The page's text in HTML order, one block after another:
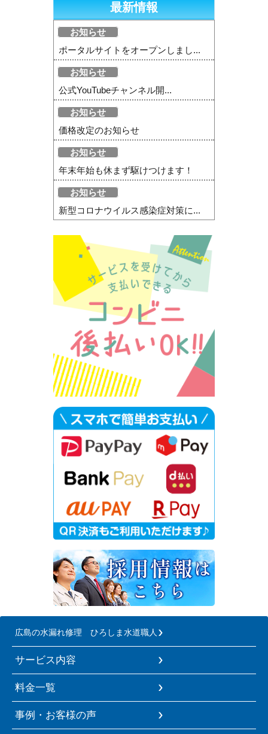
最新情報
お知らせ
ポータルサイトをオープンしまし...
お知らせ
公式YouTubeチャンネル開...
お知らせ
価格改定のお知らせ
お知らせ
年末年始も休まず駆けつけます！
お知らせ
新型コロナウイルス感染症対策に...
広島の水漏れ修理 ひろしま水道職人
サービス内容
料金一覧
事例・お客様の声